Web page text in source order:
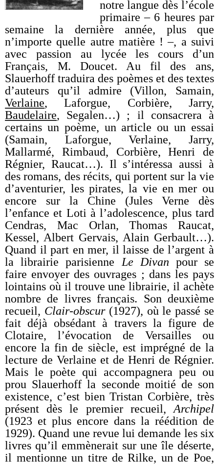
notre langue dès l’école
primaire – 6 heures par
semaine la dernière année, plus que
n’importe quelle autre matière ! –, a suivi
avec passion au lycée les cours d’un
Français, M. Doucet. Au fil des ans,
Slauerhoff traduira des poèmes et des textes
d’auteurs qu’il admire (Villon, Samain,
Verlaine, Laforgue, Corbière, Jarry,
Baudelaire, Segalen…) ; il consacrera à
certains un poème, un article ou un essai
(Samain, Laforgue, Verlaine, Jarry,
Mallarmé, Rimbaud, Corbière, Henri de
Régnier, Raucat…). Il s’intéressa aussi à
des romans, des récits, qui portent sur la vie
d’aventurier, les pirates, la vie en mer ou
encore sur la Chine (Jules Verne dès
l’enfance et Loti à l’adolescence, plus tard
Cendras, Mac Orlan, Thomas Raucat,
Kessel, Albert Gervais, Alain Gerbault…).
Quand il part en mer, il laisse de l’argent à
la librairie parisienneLe Divan pour se
faire envoyer des ouvrages ; dans les pays
lointains où il trouve une librairie, il achète
nombre de livres français. Son deuxième
recueil, Clair-obscur(1927), où le passé se
fait déjà obsédant à travers la figure de
Clotaire, l’évocation de Versailles ou
encore la fin de siècle, est imprégné de la
lecture de Verlaine et de Henri de Régnier.
Mais le poète qui accompagnera peu ou
prou Slauerhoff la seconde moitié de son
existence, c’est bien Tristan Corbière, très
présent dès le premier recueil,Archipel
(1923 et plus encore dans la réédition de
1929). Quand une revue lui demande les six
livres qu’il emmènerait sur une île déserte,
il mentionne un titre de Rilke, un de Poe,